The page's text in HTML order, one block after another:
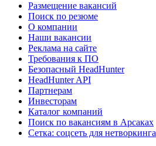
Размещение вакансий
Поиск по резюме
О компании
Наши вакансии
Реклама на сайте
Требования к ПО
Безопасный HeadHunter
HeadHunter API
Партнерам
Инвесторам
Каталог компаний
Поиск по вакансиям в Арсаках
Сетка: соцсеть для нетворкинга